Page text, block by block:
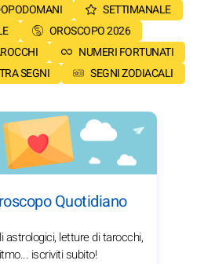
SETTIMANALE
OROSCOPO 2026
NUMERI FORTUNATI
SEGNI
SEGNI ZODIACALI
Quotidiano
astrologici, letture di tarocchi,
iscriviti subito!